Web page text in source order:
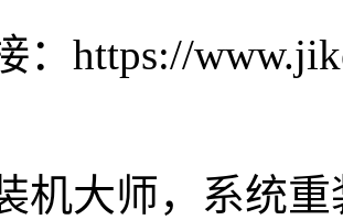
：https://
机大师，系统